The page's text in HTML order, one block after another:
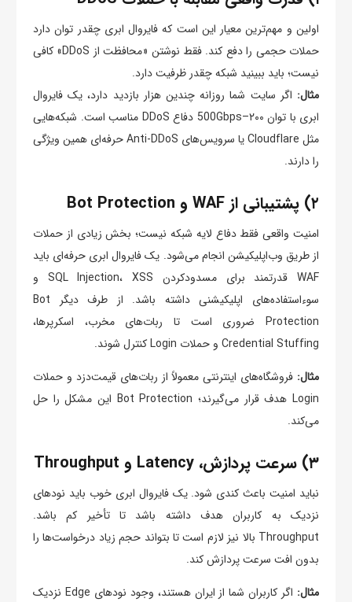
اولین و مهم‌ترین معیار این است که فایروال ابری چقدر توان دارد
حملات حجمی را دفع کند. فقط نوشتن «محافظت از DDoS» کافی
نیست؛ باید ببینید شبکه چقدر ظرفیت دارد.
مثال: اگر سایت شما روزانه چندین هزار بازدید دارد، یک فایروال
ابری با توان ۲۰۰–500Gbps دفاع DDoS مناسب است. شبکه‌هایی
مثل Cloudflare یا سرویس‌های Anti-DDoS حرفه‌ای همین ویژگی
را دارند.
۲) پشتیبانی از WAF و Bot Protection
امنیت واقعی فقط دفاع لایه شبکه نیست؛ بخش زیادی از حملات
از طریق وب‌اپلیکیشن انجام می‌شود. یک فایروال ابری حرفه‌ای باید
WAF قدرتمند برای مسدودکردن SQL Injection، XSS و
سوءاستفاده‌های اپلیکیشنی داشته باشد. از طرف دیگر Bot
Protection ضروری است تا ربات‌های مخرب، اسکرپرها،
Credential Stuffing و حملات Login کنترل شوند.
مثال: فروشگاه‌های اینترنتی معمولاً از ربات‌های قیمت‌دزد و حملات
Login هدف قرار می‌گیرند؛ Bot Protection این مشکل را حل
می‌کند.
۳) سرعت پردازش، Latency و Throughput
نباید امنیت باعث کندی شود. یک فایروال ابری خوب باید نودهای
نزدیک به کاربران هدف داشته باشد تا تأخیر کم باشد.
Throughput بالا نیز لازم است تا بتواند حجم زیاد درخواست‌ها را
بدون افت سرعت پردازش کند.
مثال:
اگر کاربران شما از ایران هستند، وجود نودهای Edge نزدیک